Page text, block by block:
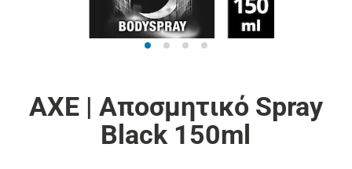
AXE | Αποσμητικό Spray
Black 150ml